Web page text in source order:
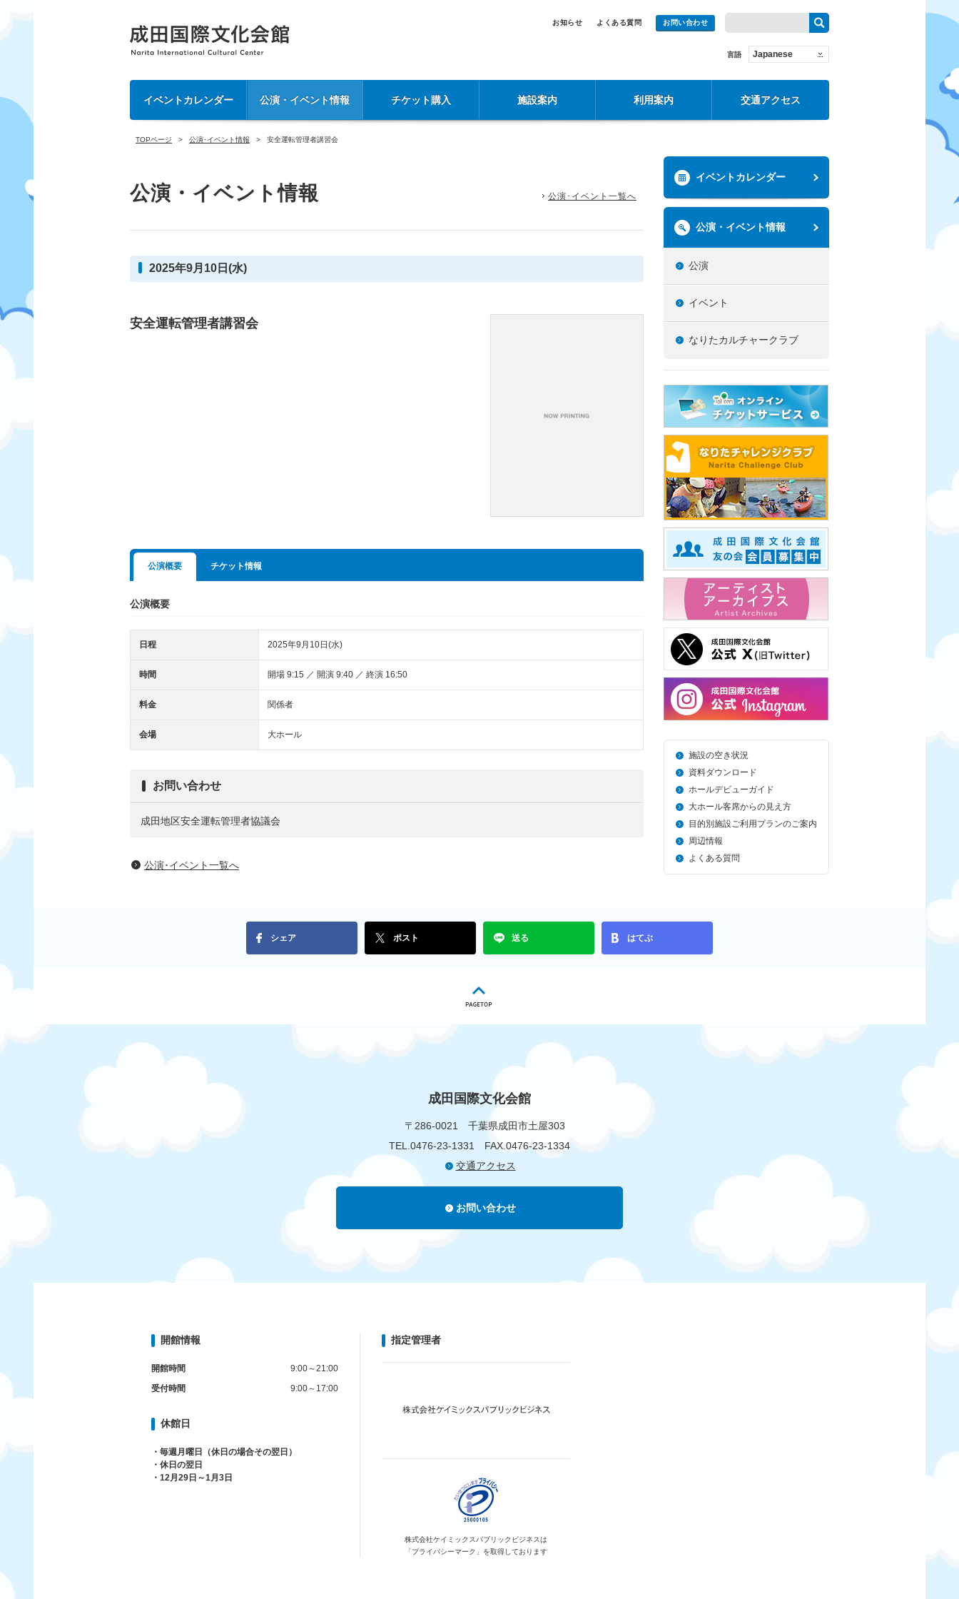
お知らせ よくある質問 お問い合わせ
言語 Japanese
イベントカレンダー 公演・イベント情報 チケット購入 施設案内 利用案内 交通アクセス
TOPページ 公演･イベント情報 安全運転管理者講習会
公演・イベント情報 公演･イベント一覧へ
2025年9月10日(水)
安全運転管理者講習会
公演概要 チケット情報
公演概要
日程 2025年9月10日(水)
時間 開場 9:15 ／ 開演 9:40 ／ 終演 16:50
料金 関係者
会場 大ホール
お問い合わせ
成田地区安全運転管理者協議会
公演･イベント一覧へ
イベントカレンダー
公演・イベント情報
公演
イベント
なりたカルチャークラブ
施設の空き状況
資料ダウンロード
ホールデビューガイド
大ホール客席からの見え方
目的別施設ご利用プランのご案内
周辺情報
よくある質問
シェア ポスト 送る はてぶ
成田国際文化会館
〒286-0021 千葉県成田市土屋303
TEL.0476-23-1331 FAX.0476-23-1334
交通アクセス
お問い合わせ
開館情報
開館時間
9:00～21:00
受付時間
9:00～17:00
休館日
・毎週月曜日（休日の場合その翌日）
・休日の翌日
・12月29日～1月3日
指定管理者
株式会社ケイミックス パブリックビジネスは
「プライバシーマーク」を取得しております